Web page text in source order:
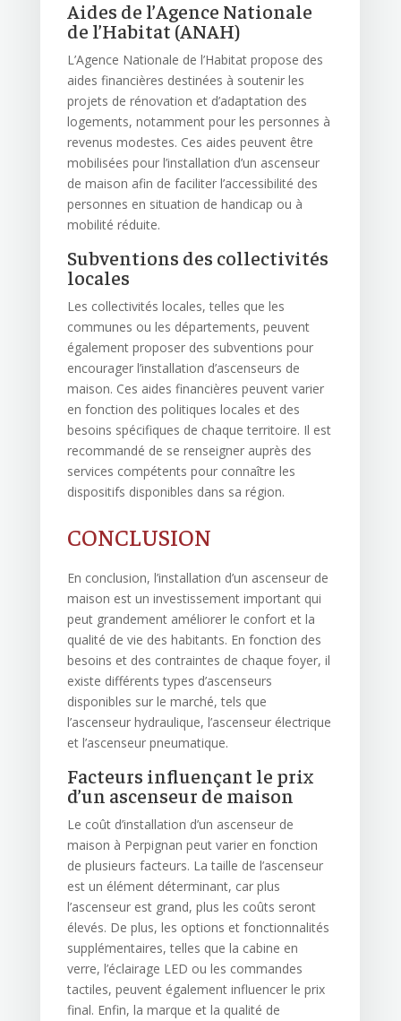
Aides de l’Agence Nationale
de l’Habitat (ANAH)
L’Agence Nationale de l’Habitat propose des
aides financières destinées à soutenir les
projets de rénovation et d’adaptation des
logements, notamment pour les personnes à
revenus modestes. Ces aides peuvent être
mobilisées pour l’installation d’un ascenseur
de maison afin de faciliter l’accessibilité des
personnes en situation de handicap ou à
mobilité réduite.
Subventions des collectivités
locales
Les collectivités locales, telles que les
communes ou les départements, peuvent
également proposer des subventions pour
encourager l’installation d’ascenseurs de
maison. Ces aides financières peuvent varier
en fonction des politiques locales et des
besoins spécifiques de chaque territoire. Il est
recommandé de se renseigner auprès des
services compétents pour connaître les
dispositifs disponibles dans sa région.
CONCLUSION
En conclusion, l’installation d’un ascenseur de
maison est un investissement important qui
peut grandement améliorer le confort et la
qualité de vie des habitants. En fonction des
besoins et des contraintes de chaque foyer, il
existe différents types d’ascenseurs
disponibles sur le marché, tels que
l’ascenseur hydraulique, l’ascenseur électrique
et l’ascenseur pneumatique.
Facteurs influençant le prix
d’un ascenseur de maison
Le coût d’installation d’un ascenseur de
maison à Perpignan peut varier en fonction
de plusieurs facteurs. La taille de l’ascenseur
est un élément déterminant, car plus
l’ascenseur est grand, plus les coûts seront
élevés. De plus, les options et fonctionnalités
supplémentaires, telles que la cabine en
verre, l’éclairage LED ou les commandes
tactiles, peuvent également influencer le prix
final. Enfin, la marque et la qualité de